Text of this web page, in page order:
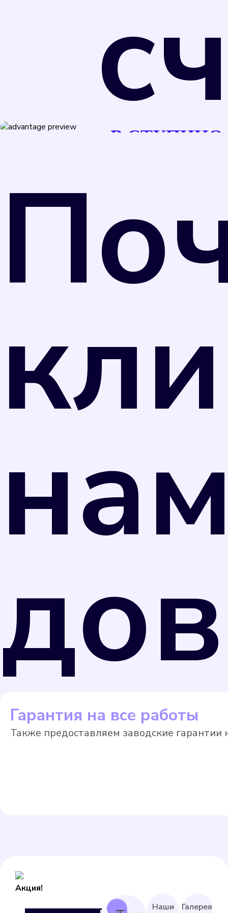
Поверка счетчиков обеспечивает точность
26 июня 2008 г. N 102-ФЗ "Об обеспечении
единства измерений" и Приказом
Министерства промышленности и торговли
РФ от 31 июля 2020 г. N 2510 средства
измерений, не предназначенные для
применения в сфере государственного
регулирования обеспечения единства
тариф потребления коммунального ресурса в
случае, если прибор учета не был поверен в
установленные сроки в соответствии с
отметкой в техническом паспорте прибора.
Оплата по нормативному тарифу, как
В СТУПИНО
Гарантия на все работы
Также предоставляем заводские гарантии
Акция!
Наши
Галерея